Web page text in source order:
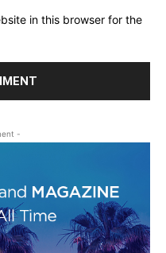
in this browser for the
-